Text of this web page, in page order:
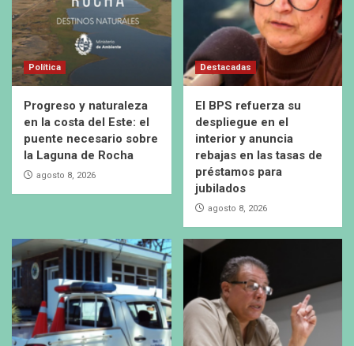
Política
Progreso y naturaleza
en la costa del Este: el
puente necesario sobre
la Laguna de Rocha
agosto 8, 2026
Destacadas
El BPS refuerza su
despliegue en el
interior y anuncia
rebajas en las tasas de
préstamos para
jubilados
agosto 8, 2026